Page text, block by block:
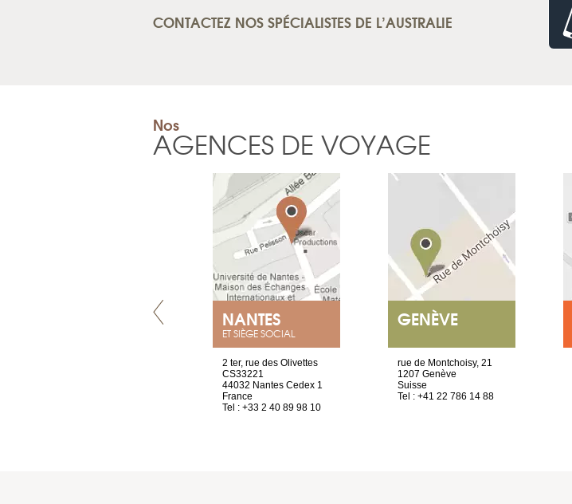
CONTACTEZ NOS SPÉCIALISTES DE L’AUSTRALIE
Nos
AGENCES DE VOYAGE
NANTES
ET SIÈGE SOCIAL
2 ter, rue des Olivettes
CS33221
44032 Nantes Cedex 1
France
Tel : +33 2 40 89 98 10
GENÈVE
rue de Montchoisy, 21
1207 Genève
Suisse
Tel : +41 22 786 14 88